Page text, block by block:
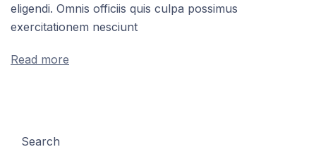
eligendi. Omnis officiis quis culpa possimus
exercitationem nesciunt
Read more
Search